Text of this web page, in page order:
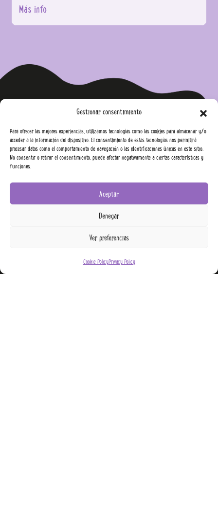
Gestionar consentimiento
Para ofrecer las mejores experiencias, utilizamos tecnologías como las cookies para almacenar y/o
acceder a la información del dispositivo. El consentimiento de estas tecnologías nos permitirá
procesar datos como el comportamiento de navegación o las identificaciones únicas en este sitio.
No consentir o retirar el consentimiento, puede afectar negativamente a ciertas características y
funciones.
Aceptar
Denegar
Ver preferencias
Cookie PolicyPrivacy Policy
Más info
CONTACT US
info@yowup.com
FOLLOW US